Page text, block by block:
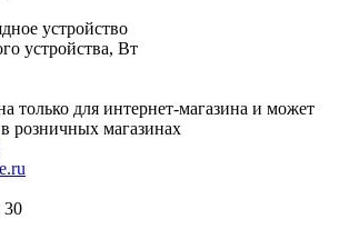
устройство
устройства, Вт
только для интернет-магазина и может
розничных магазинах
30